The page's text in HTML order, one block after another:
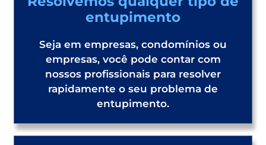
entupimento
Seja em empresas, condomínios ou
empresas, você pode contar com
nossos profissionais para resolver
rapidamente o seu problema de
entupimento.